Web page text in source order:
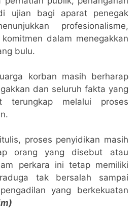
ujian bagi aparat penegak
profesionalisme,
dalam menegakkan
bulu.
korban masih berharap
dan seluruh fakta yang
terungkap melalui proses
proses penyidikan masih
orang yang disebut atau
perkara ini tetap memiliki
tak bersalah sampai
yang berkekuatan